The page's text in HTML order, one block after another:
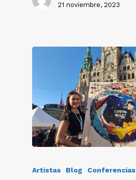
21 noviembre, 2023
Artistas Blog Conferencias